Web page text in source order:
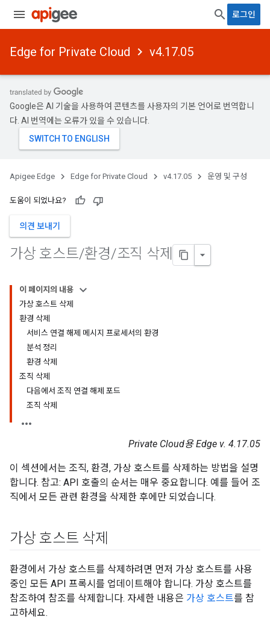
로그인
Edge for Private Cloud v4.17.05
Google은 AI 기술을 사용하여 콘텐츠를 사용자의 기본 언어로 번역합니
다. AI 번역에는 오류가 있을 수 있습니다.
Apigee Edge Edge for Private Cloud v4.17.05 운영 및 구성
도움이 되었나요?
의견 보내기
가상 호스트/환경/조직 삭제
이 페이지의 내용
가상 호스트 삭제
환경 삭제
서비스 연결 해제 메시지 프로세서의 환경
분석 정리
환경 삭제
조직 삭제
다음에서 조직 연결 해제 포드
조직 삭제
Private Cloud용 Edge v. 4.17.05
이 섹션에서는 조직, 환경, 가상 호스트를 삭제하는 방법을 설명
합니다. 참고: API 호출의 순서는 매우 중요합니다. 예를 들어 조
직에서 모든 관련 환경을 삭제한 후에만 되었습니다.
가상 호스트 삭제
환경에서 가상 호스트를 삭제하려면 먼저 가상 호스트를 사용
중인 모든 API 프록시를 업데이트해야 합니다. 가상 호스트를
참조하여 참조를 삭제합니다. 자세한 내용은 가상 호스트를 참
고하세요.